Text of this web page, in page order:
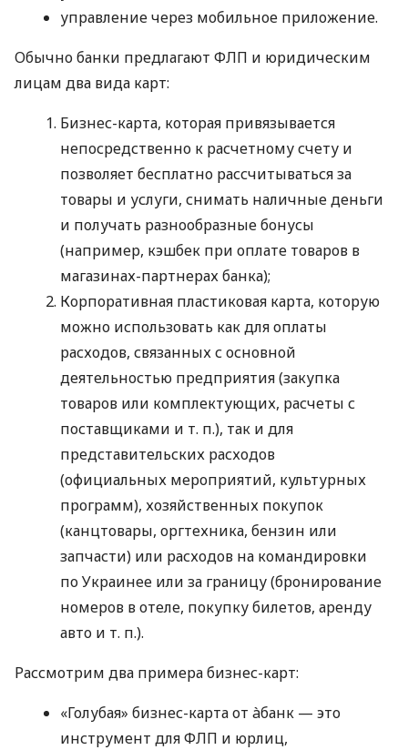
управление через мобильное приложение.
Обычно банки предлагают ФЛП и юридическим
лицам два вида карт:
Бизнес-карта, которая привязывается
непосредственно к расчетному счету и
позволяет бесплатно рассчитываться за
товары и услуги, снимать наличные деньги
и получать разнообразные бонусы
(например, кэшбек при оплате товаров в
магазинах-партнерах банка);
Корпоративная пластиковая карта, которую
можно использовать как для оплаты
расходов, связанных с основной
деятельностью предприятия (закупка
товаров или комплектующих, расчеты с
поставщиками и т. п.), так и для
представительских расходов
(официальных мероприятий, культурных
программ), хозяйственных покупок
(канцтовары, оргтехника, бензин или
запчасти) или расходов на командировки
по Украинее или за границу (бронирование
номеров в отеле, покупку билетов, аренду
авто и т. п.).
Рассмотрим два примера бизнес-карт:
«Голубая» бизнес-карта от àбанк — это
инструмент для ФЛП и юрлиц,